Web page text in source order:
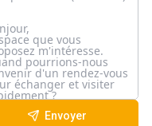
Envoyer